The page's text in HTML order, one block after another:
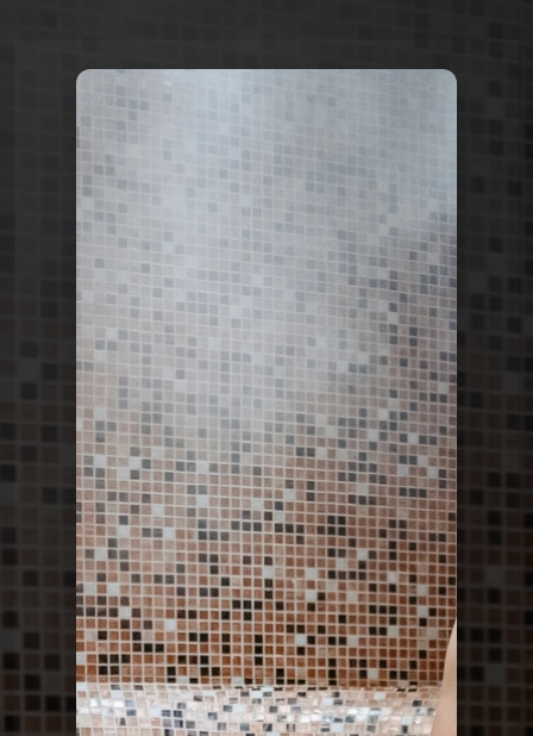
00:00
Le Poing G
Le Point G 22 - Les saunas
Le Poing G Le Point G 22 - Les saunas
Le Poing G
Le Point G! 2 Un homme, deux
femmes
Le Poing G Le Point G! 2 Fantasme homos
Le Poing G Le point G! 2 Plaisirs multiples
Le Poing G Le Point G! 2 Pendant le sommeil